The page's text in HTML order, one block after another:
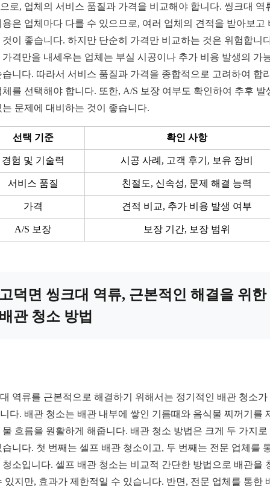
로, 업체의 서비스 품질과 가격을 비교해야 합니다. 씽크대 역
용은 업체마다 다를 수 있으므로, 여러 업체의 견적을 받아보고
것이 좋습니다. 하지만 단순히 가격만 비교하는 것은 위험합니
가격만을 내세우는 업체는 부실 시공이나 추가 비용 발생의 가
습니다. 따라서 서비스 품질과 가격을 종합적으로 고려하여 합
체를 선택해야 합니다. 또한, A/S 보장 여부도 확인하여 추후 발
는 문제에 대비하는 것이 좋습니다.
선택 기준 확인 사항
경험 및 기술력 시공 사례, 고객 후기, 보유 장비
서비스 품질 친절도, 신속성, 문제 해결 능력
가격 견적 비교, 추가 비용 발생 여부
A/S 보장 보장 기간, 보장 범위
덕면 씽크대 역류, 근본적인 해결을 위한
관 청소 방법
역류를 근본적으로 해결하기 위해서는 정기적인 배관 청소가
다. 배관 청소는 배관 내부에 쌓인 기름때와 음식물 찌꺼기를
물 흐름을 원활하게 해줍니다. 배관 청소 방법은 크게 두 가지로
습니다. 첫 번째는 셀프 배관 청소이고, 두 번째는 전문 업체를
청소입니다. 셀프 배관 청소는 비교적 간단한 방법으로 배관을
있지만, 효과가 제한적일 수 있습니다. 반면, 전문 업체를 통한